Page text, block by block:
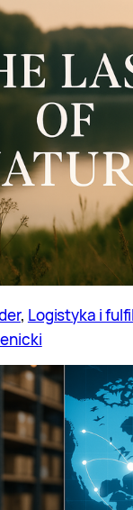
, Logistyka i